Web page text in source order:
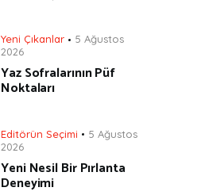
Yeni Çıkanlar
5 Ağustos
2026
Yaz Sofralarının Püf
Noktaları
Editörün Seçimi
5 Ağustos
2026
Yeni Nesil Bir Pırlanta
Deneyimi